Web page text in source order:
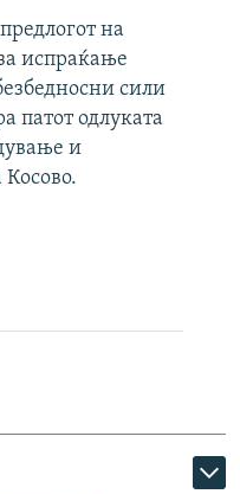
на
испраќање
сили
патот одлуката
и
Косово.